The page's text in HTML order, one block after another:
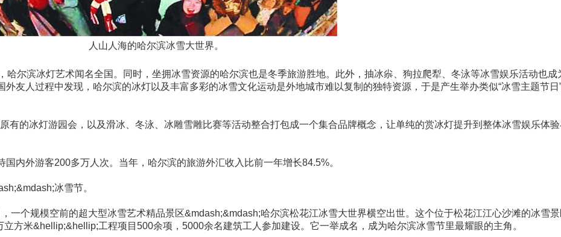
人山人海的哈尔滨冰雪大世界。
尔滨冰灯艺术闻名全国。同时，坐拥冰雪资源的哈尔滨也是冬季旅游胜地。此外，抽冰尜、狗拉爬犁、冬泳等冰雪娱乐活动也成
友人过程中发现，哈尔滨的冰灯以及丰富多彩的冰雪文化运动是外地城市难以复制的独特资源，于是产生举办类似“冰雪主题节日
有的冰灯游园会，以及滑冰、冬泳、冰雕雪雕比赛等活动整合打包成一个集合品牌概念，让单纯的赏冰灯提升到整体冰雪娱乐体
内外游客200多万人次。当年，哈尔滨的旅游外汇收入比前一年增长84.5%。
冰雪节。
一个规模空前的超大型冰雪艺术精品景区&mdash;&mdash;哈尔滨松花江冰雪大世界横空出世。这个位于松花江江心沙滩的冰雪
方米&hellip;&hellip;工程项目500余项，5000余名建筑工人参加建设。它一举成名，成为哈尔滨冰雪节里最耀眼的主角。